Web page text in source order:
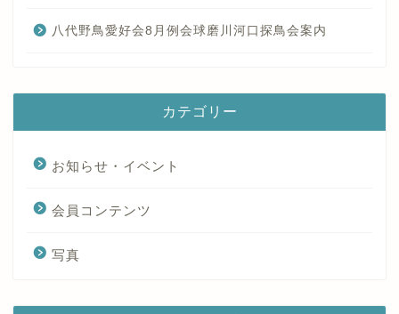
八代野鳥愛好会8月例会球磨川河口探鳥会案内
カテゴリー
お知らせ・イベント
会員コンテンツ
写真